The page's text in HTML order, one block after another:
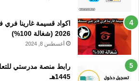
اكواد قسيمة غارينا فري
2026 (شغالة 100%)
أغسطس 8, 2024
رابط منصة مدرستي
1445هـ